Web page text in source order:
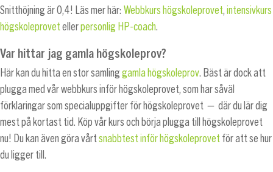
Snitthöjning är 0,4! Läs mer här: Webbkurs högskoleprovet, intensivkurs
högskoleprovetellerpersonlig HP-coach.
Var hittar jag gamla högskoleprov?
Här kan du hitta en stor samling gamla högskoleprov. Bäst är dock att
plugga med vår webbkurs inför högskoleprovet, som har såväl
förklaringar som specialuppgifter för högskoleprovet — där du lär dig
mest på kortast tid. Köp vår kurs och börja plugga till högskoleprovet
nu! Du kan även göra vårt snabbtest inför högskoleprovet för att se hur
du ligger till.